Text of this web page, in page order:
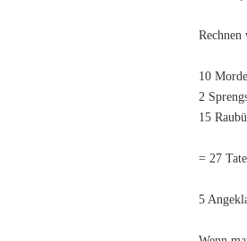
Rechnen
10 Morde
2
15
= 27
5